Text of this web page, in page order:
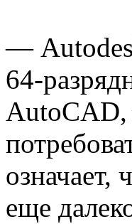
—
64-
AutoCAD,
еще